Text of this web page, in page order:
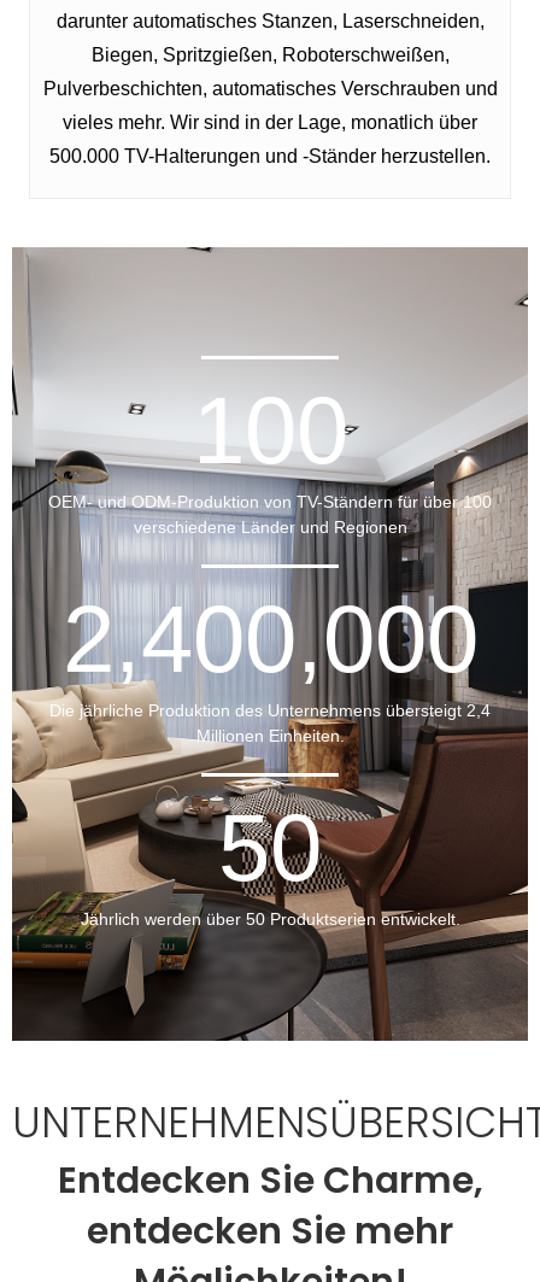
darunter automatisches Stanzen, Laserschneiden,
Biegen, Spritzgießen, Roboterschweißen,
Pulverbeschichten, automatisches Verschrauben und
vieles mehr. Wir sind in der Lage, monatlich über
500.000 TV-Halterungen und -Ständer herzustellen.
100
OEM- und ODM-Produktion von TV-Ständern für über 100
verschiedene Länder und Regionen
2,400,000
Die jährliche Produktion des Unternehmens übersteigt 2,4
Millionen Einheiten.
50
Jährlich werden über 50 Produktserien entwickelt.
Entdecken Sie Charme,
entdecken Sie mehr